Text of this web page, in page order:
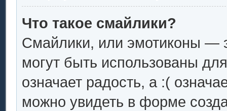
Что такое смайлики?
Смайлики, или эмотиконы —
могут быть использованы
означает радость, а :(
можно увидеть в форме